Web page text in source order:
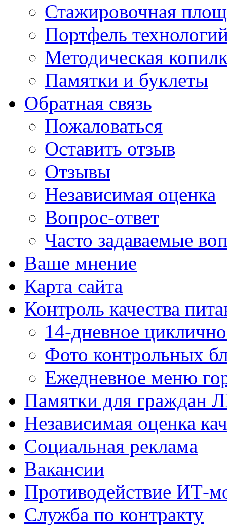
Стажировочная
Портфель
Методическая
Памятки и буклеты
Обратная связь
Пожаловаться
Оставить отзыв
Отзывы
Независимая оценка
Вопрос-ответ
Часто задаваемые
Ваше мнение
Карта сайта
Контроль качества
14-дневное
Фото контрольных
Ежедневное меню
Памятки для граждан
Независимая оценка
Социальная реклама
Вакансии
Противодействие ИТ-
Служба по контракту